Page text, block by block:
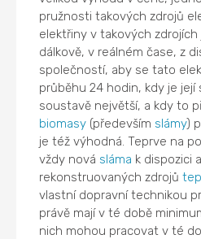
pružnosti takových zdrojů
elektřiny v takových
dálkově, v reálném čase, z
společností, aby se tato
průběhu 24 hodin, kdy je
soustavě největší, a kdy to
biomasy (především slámy)
je též výhodná. Teprve na
vždy nová sláma k dispozici
rekonstruovaných zdrojů
vlastní dopravní technikou
právě mají v té době
nich mohou pracovat v té